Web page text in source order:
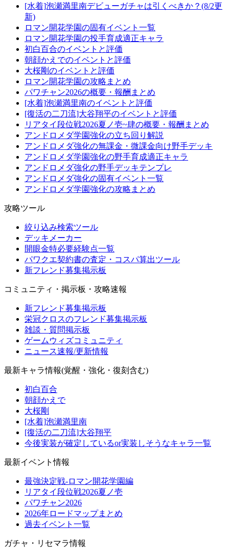
[水着]泡瀬満里南デビューガチャは引くべきか？(8/2更
新)
ロマン開花学園の固有イベント一覧
ロマン開花学園の投手育成適正キャラ
初白百合のイベントと評価
朝顔かえでのイベントと評価
大桜剛のイベントと評価
ロマン開花学園の攻略まとめ
パワチャン2026の概要・報酬まとめ
[水着]泡瀬満里南のイベントと評価
[復活の二刀流]大谷翔平のイベントと評価
リアタイ段位戦2026夏ノ壱~肆の概要・報酬まとめ
アンドロメダ学園強化の立ち回り解説
アンドロメダ強化の無課金・微課金向け野手デッキ
アンドロメダ学園強化の野手育成適正キャラ
アンドロメダ強化の野手デッキテンプレ
アンドロメダ強化の固有イベント一覧
アンドロメダ学園強化の攻略まとめ
攻略ツール
絞り込み検索ツール
デッキメーカー
開眼金特必要経験点一覧
パワクエ契約書の査定・コスパ算出ツール
新フレンド募集掲示板
コミュニティ・掲示板・攻略速報
新フレンド募集掲示板
栄冠クロスのフレンド募集掲示板
雑談・質問掲示板
ゲームウィズコミュニティ
ニュース速報/更新情報
最新キャラ情報(覚醒・強化・復刻含む)
初白百合
朝顔かえで
大桜剛
[水着]泡瀬満里南
[復活の二刀流]大谷翔平
今後実装が確定しているor実装しそうなキャラ一覧
最新イベント情報
最強決定戦-ロマン開花学園編
リアタイ段位戦2026夏ノ壱
パワチャン2026
2026年ロードマップまとめ
過去イベント一覧
ガチャ・リセマラ情報